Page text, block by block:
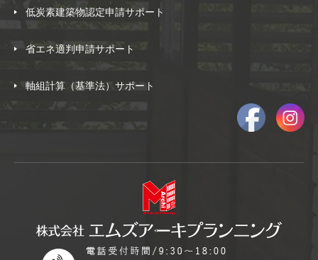
低炭素建築物認定申請サポート
省エネ適判申請サポート
軸組計算（基準法）サポート